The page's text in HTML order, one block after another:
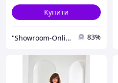
Купити
"Showroom-Online": Тисячі образів — один клік! 83%